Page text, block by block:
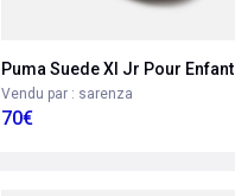
Puma Suede Xl Jr Pour Enfant
Vendu par : sarenza
70€